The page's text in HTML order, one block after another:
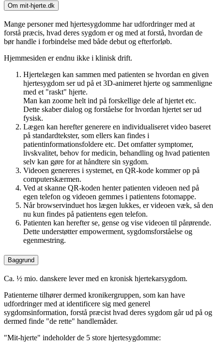
Om mit-hjerte.dk
Mange personer med hjertesygdomme har udfordringer med at
forstå præcis, hvad deres sygdom er og med at forstå, hvordan de
bør handle i forbindelse med både debut og efterforløb.
Hjemmesiden er endnu ikke i klinisk drift.
Hjertelægen kan sammen med patienten se hvordan en given
hjertesygdom ser ud på et 3D-animeret hjerte og sammenligne
med et "raskt" hjerte.
Man kan zoome helt ind på forskellige dele af hjertet etc.
Dette skaber dialog og forståelse for hvordan hjertet ser ud
fysisk.
Lægen kan herefter generere en individualiseret video baseret
på standardtekster, som ellers kan findes i
patientinformationsfoldere etc. Det omfatter symptomer,
livskvalitet, behov for medicin, behandling og hvad patienten
selv kan gøre for at håndtere sin sygdom.
Videoen genereres i systemet, en QR-kode kommer op på
computerskærmen.
Ved at skanne QR-koden henter patienten videoen ned på
egen telefon og videoen gemmes i patientens fotomappe.
Når browservinduet hos lægen lukkes, er videoen væk, så den
nu kun findes på patientens egen telefon.
Patienten kan herefter se, gense og vise videoen til pårørende.
Dette understøtter empowerment, sygdomsforståelse og
egenmestring.
Baggrund
Ca. ½ mio. danskere lever med en kronisk hjertekarsygdom.
Patienterne tilhører dermed kronikergruppen, som kan have
udfordringer med at identificere sig med generel
sygdomsinformation, forstå præcist hvad deres sygdom går ud på og
dermed finde "de rette" handlemåder.
"Mit-hjerte" indeholder de 5 store hjertesygdomme: